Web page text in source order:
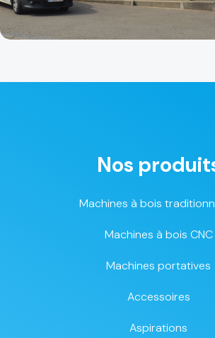
Nos
Machines à bois
Machines à bois CNC
Machines portatives
Accessoires
Aspirations